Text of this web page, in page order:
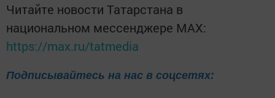
Читайте новости Татарстана в
национальном мессенджере MАХ:
https://max.ru/tatmedia
Подписывайтесь на нас в соцсетях: